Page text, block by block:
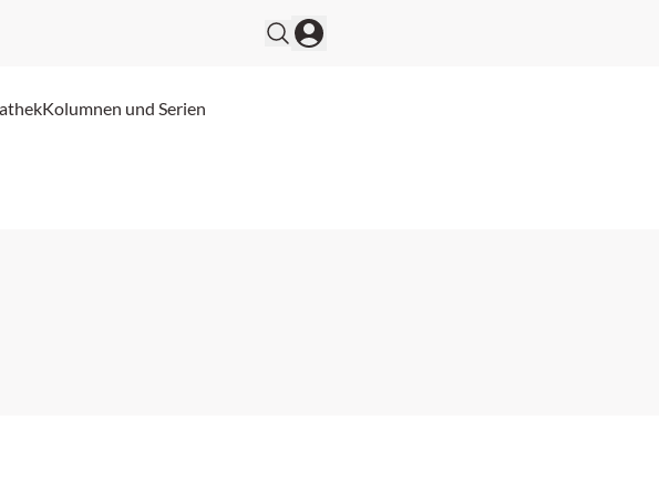
Kolumnen und Serien